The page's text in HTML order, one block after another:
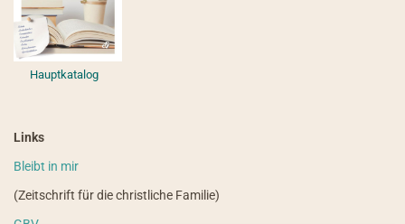
Hauptkatalog
Links
Bleibt in mir
(Zeitschrift für die christliche Familie)